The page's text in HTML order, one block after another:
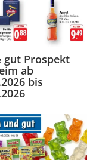
gut Prospekt
ab
bis